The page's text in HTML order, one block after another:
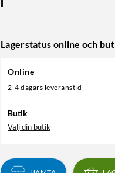
Lagerstatus online och
Online
2-4 dagars leveranstid
Butik
Välj din butik